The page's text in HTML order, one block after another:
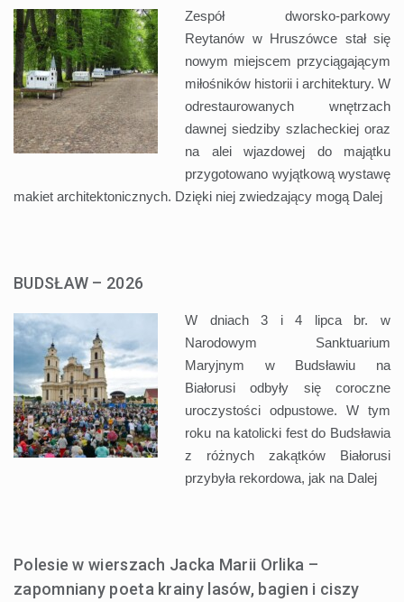
Zespół dworsko-parkowy
Reytanów w Hruszówce stał się
nowym miejscem przyciągającym
miłośników historii i architektury. W
odrestaurowanych wnętrzach
dawnej siedziby szlacheckiej oraz
na alei wjazdowej do majątku
przygotowano wyjątkową wystawę
makiet architektonicznych. Dzięki niej zwiedzający mogą Dalej
BUDSŁAW – 2026
W dniach 3 i 4 lipca br. w
Narodowym Sanktuarium
Maryjnym w Budsławiu na
Białorusi odbyły się coroczne
uroczystości odpustowe. W tym
roku na katolicki fest do Budsławia
z różnych zakątków Białorusi
przybyła rekordowa, jak na Dalej
Polesie w wierszach Jacka Marii Orlika –
zapomniany poeta krainy lasów, bagien i ciszy